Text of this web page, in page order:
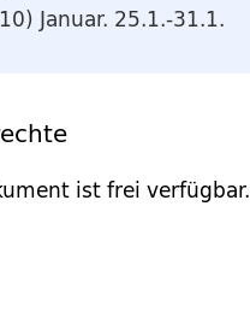
Januar. 25.1.-31.1.
ist frei verfügbar.